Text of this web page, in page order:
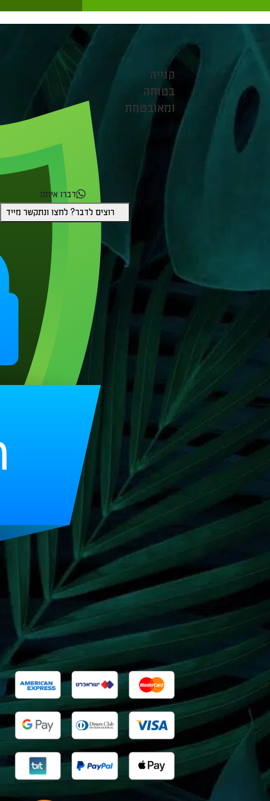
קנייה
בטוחה
ומאובטחת
דברו איתנו
רוצים לדבר? לחצו ונתקשר מייד